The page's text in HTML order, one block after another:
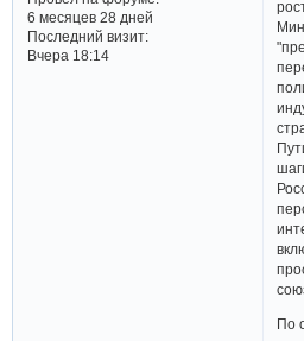
6 месяцев 28 дней
Последний визит:
Вчера 18:14
По